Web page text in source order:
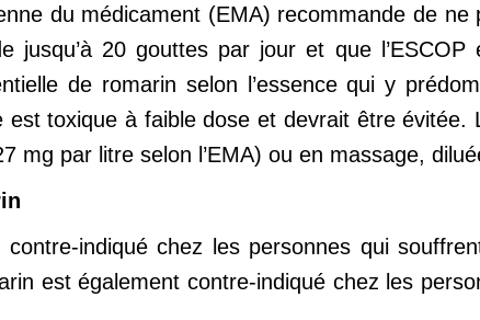
du médicament (EMA) recommande de
jusqu’à 20 gouttes par jour et que
de romarin selon l’essence qui y
toxique à faible dose et devrait être évitée.
mg par litre selon l’EMA) ou en massage,
indiqué chez les personnes qui
est également contre-indiqué chez les